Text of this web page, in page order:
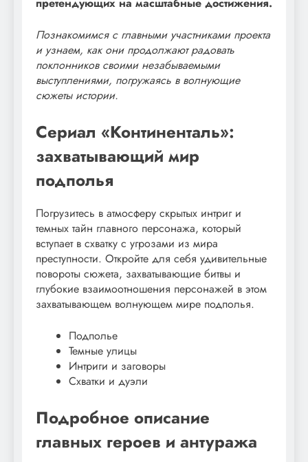
Познакомимся с главными участниками проекта
и узнаем, как они продолжают радовать
поклонников своими незабываемыми
выступлениями, погружаясь в волнующие
сюжеты истории.
Сериал «Континенталь»:
захватывающий мир
подполья
Погрузитесь в атмосферу скрытых интриг и
темных тайн главного персонажа, который
вступает в схватку с угрозами из мира
преступности. Откройте для себя удивительные
повороты сюжета, захватывающие битвы и
глубокие взаимоотношения персонажей в этом
захватывающем волнующем мире подполья.
Подполье
Темные улицы
Интриги и заговоры
Схватки и дуэли
Подробное описание
главных героев и антуража